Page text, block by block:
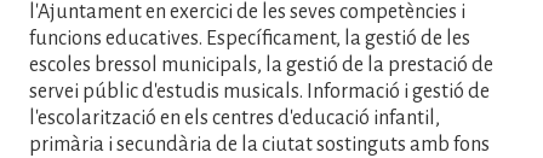
l'Ajuntament en exercici de les seves competències i
funcions educatives. Específicament, la gestió de les
escoles bressol municipals, la gestió de la prestació de
servei públic d'estudis musicals. Informació i gestió de
l'escolarització en els centres d'educació infantil,
primària i secundària de la ciutat sostinguts amb fons